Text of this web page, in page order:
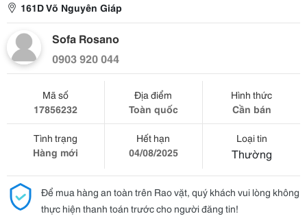
161D Võ Nguyên Giáp
Sofa Rosano
0903 920 044
Mã số
17856232
Địa điểm
Toàn quốc
Hình thức
Cần bán
Tình trạng
Hàng mới
Hết hạn
04/08/2025
Loại tin
Thường
Để mua hàng an toàn trên Rao vặt, quý khách vui lòng không
thực hiện thanh toán trước cho người đăng tin!